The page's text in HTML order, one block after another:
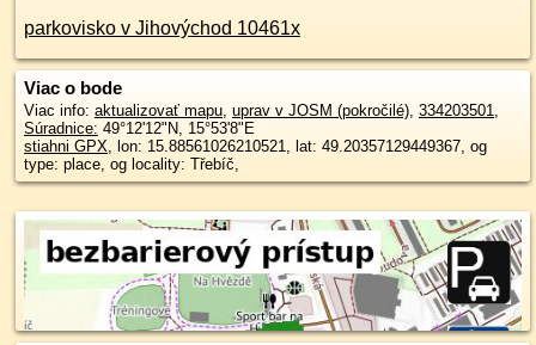
parkovisko v Jihovýchod 10461x
Viac o bode
Viac info: aktualizovať mapu, uprav v JOSM (pokročilé), 334203501,
Súradnice: 49°12'12"N, 15°53'8"E
stiahni GPX, lon: 15.88561026210521, lat: 49.20357129449367, og
type: place, og locality: Třebíč,